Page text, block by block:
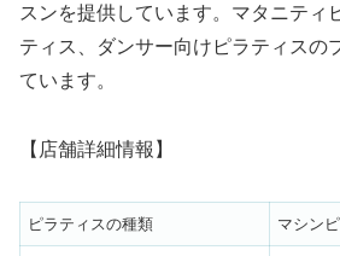
スンを提供しています。マタニティ
ティス、ダンサー向けピラティスの
ています。
【店舗詳細情報】
ピラティスの種類 マシン